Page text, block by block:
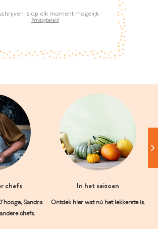
is op elk moment mogelijk
Privacybeleid
chefs
Sandra
chefs.
In het seizoen
Ontdek hier wat nú het lekkerste is.